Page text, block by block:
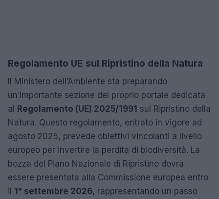
Regolamento UE sul Ripristino della Natura
Il Ministero dell’Ambiente sta preparando
un’importante sezione del proprio portale dedicata
al Regolamento (UE) 2025/1991 sul Ripristino della
Natura. Questo regolamento, entrato in vigore ad
agosto 2025, prevede obiettivi vincolanti a livello
europeo per invertire la perdita di biodiversità. La
bozza del Piano Nazionale di Ripristino dovrà
essere presentata alla Commissione europea entro
il 1° settembre 2026, rappresentando un passo